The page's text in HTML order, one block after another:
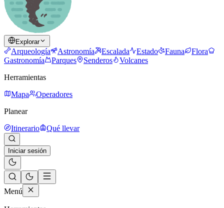
Explorar
Arqueología Astronomía Escalada Estado Fauna
Flora
Gastronomía
Parques Senderos
Volcanes
Herramientas
Mapa
Operadores
Planear
Itinerario
Qué llevar
Iniciar sesión
Menú